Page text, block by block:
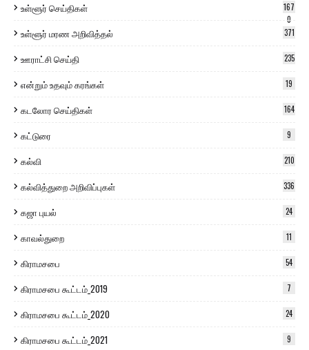
உள்ளூர் செய்திகள்
167
0
உள்ளூர் மரண அறிவித்தல் 371
ஊராட்சி செய்தி 235
என்றும் உதவும் கரங்கள் 19
கடலோர செய்திகள் 164
கட்டுரை 9
கல்வி 210
கல்வித்துறை அறிவிப்புகள் 336
கஜா புயல் 24
காவல்துறை 11
கிராமசபை 54
கிராமசபை கூட்டம்_2019 7
கிராமசபை கூட்டம்_2020 24
கிராமசபை கூட்டம்_2021 9